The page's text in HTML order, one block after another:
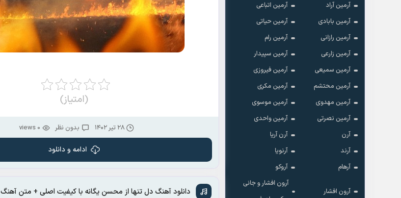
آرمین آراد
آرمین اتباعی
آرمین بابادی
آرمین حیاتی
آرمین رازانی
آرمین رام
آرمین زارعی
آرمین سپیدار
آرمین سمیعی
آرمین فیروزی
آرمین محتشم
آرمین مکری
آرمین مهدوی
آرمین موسوی
آرمین نصرتی
آرمین واحدی
آرن
آرن آریا
آرند
آرنویا
آرهام
آروکو
آرون افشار
آرون افشار و جانی
(امتیاز)
۲۸ تیر ۱۴۰۲ بدون نظر 0 views
ادامه و دانلود
دانلود آهنگ دل تنها از محسن یگانه با کیفیت اصلی + متن آهنگ